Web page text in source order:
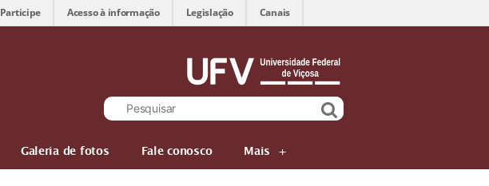
Participe Acesso à informação Legislação Canais
Galeria de fotos Fale conosco Mais